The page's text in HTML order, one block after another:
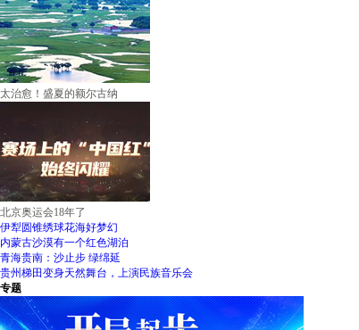
太治愈！盛夏的额尔古纳
北京奥运会18年了
伊犁圆锥绣球花海好梦幻
内蒙古沙漠有一个红色湖泊
青海贵南：沙止步 绿绵延
贵州梯田变身天然舞台，上演民族音乐会
专题